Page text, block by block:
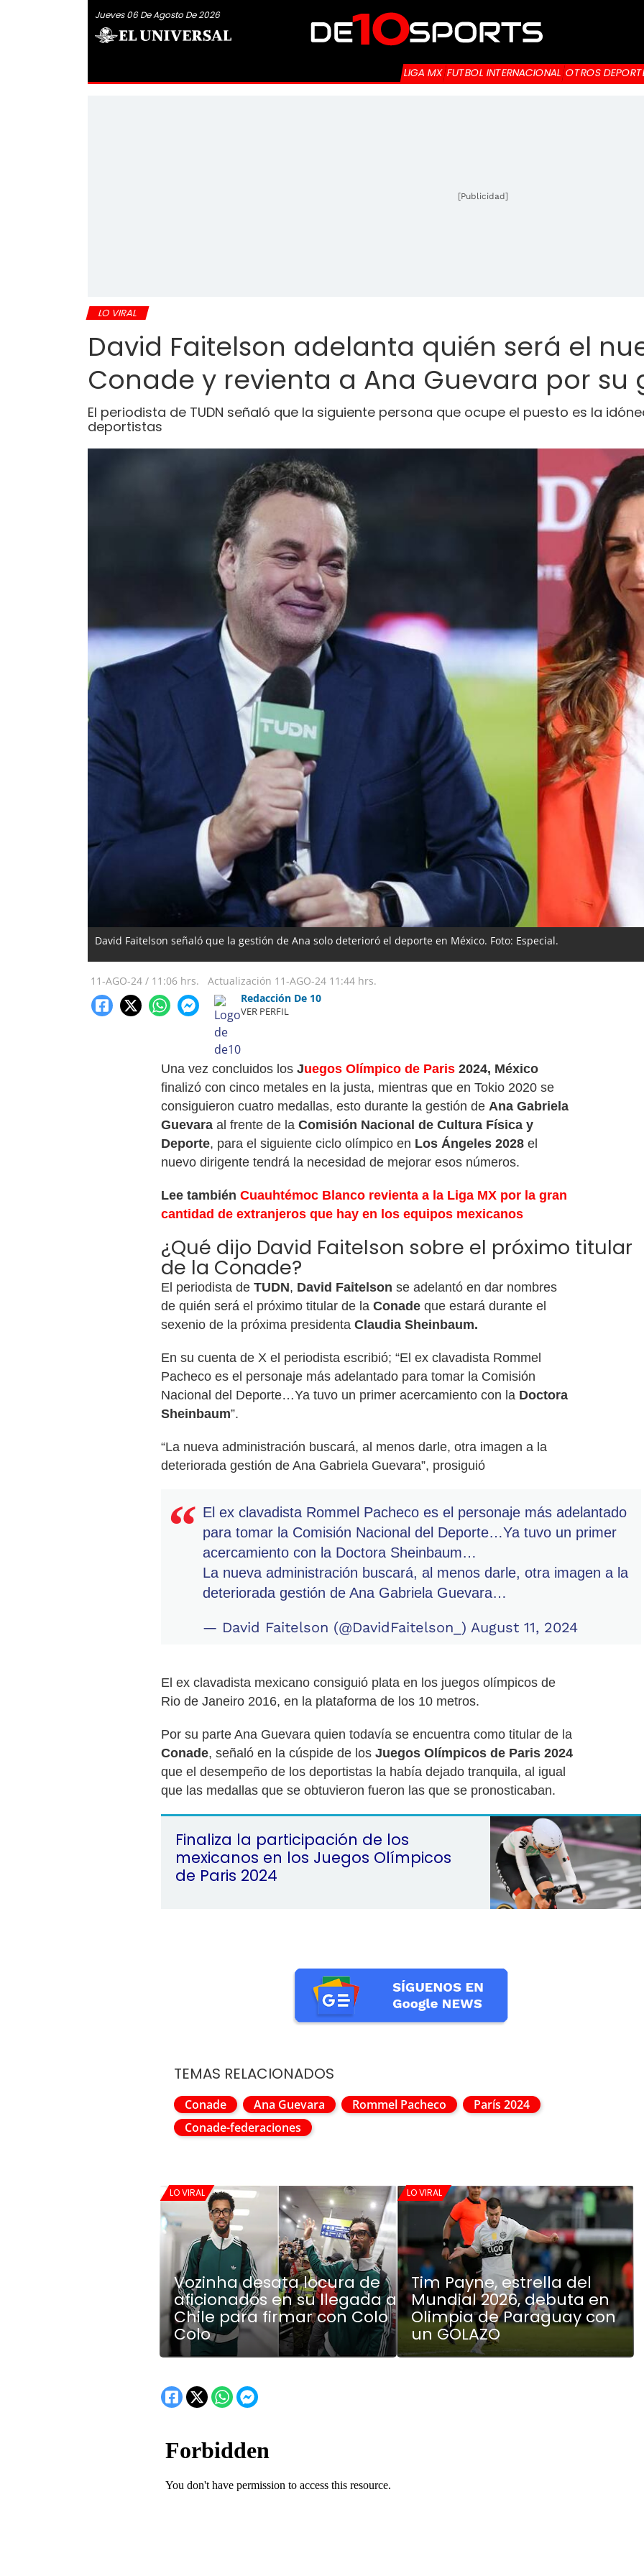
Jueves 06 De Agosto De 2026
LIGA MX FUTBOL INTERNACIONAL OTROS
[Publicidad]
LO VIRAL
David Faitelson adelanta quién será el
Conade y revienta a Ana Guevara por su
El periodista de TUDN señaló que la siguiente persona que ocupe el puesto es la
deportistas
David Faitelson señaló que la gestión de Ana solo deterioró el deporte en México. Foto: Especial.
11-AGO-24 / 11:06 hrs. Actualización 11-AGO-24 11:44 hrs.
Redacción De 10
VER PERFIL
Una vez concluidos los Juegos Olímpico de Paris 2024, México
finalizó con cinco metales en la justa, mientras que en Tokio 2020 se
consiguieron cuatro medallas, esto durante la gestión de Ana Gabriela
Guevara al frente de la Comisión Nacional de Cultura Física y
Deporte, para el siguiente ciclo olímpico en Los Ángeles 2028 el
nuevo dirigente tendrá la necesidad de mejorar esos números.
Lee también Cuauhtémoc Blanco revienta a la Liga MX por la gran
cantidad de extranjeros que hay en los equipos mexicanos
¿Qué dijo David Faitelson sobre el próximo titular
de la Conade?
El periodista de TUDN, David Faitelson se adelantó en dar nombres
de quién será el próximo titular de la Conade que estará durante el
sexenio de la próxima presidenta Claudia Sheinbaum.
En su cuenta de X el periodista escribió; “El ex clavadista Rommel
Pacheco es el personaje más adelantado para tomar la Comisión
Nacional del Deporte…Ya tuvo un primer acercamiento con la Doctora
Sheinbaum”.
“La nueva administración buscará, al menos darle, otra imagen a la
deteriorada gestión de Ana Gabriela Guevara”, prosiguió
El ex clavadista Rommel Pacheco es el personaje más adelantado
para tomar la Comisión Nacional del Deporte…Ya tuvo un primer
acercamiento con la Doctora Sheinbaum…
La nueva administración buscará, al menos darle, otra imagen a la
deteriorada gestión de Ana Gabriela Guevara…
— David Faitelson (@DavidFaitelson_) August 11, 2024
El ex clavadista mexicano consiguió plata en los juegos olímpicos de
Rio de Janeiro 2016, en la plataforma de los 10 metros.
Por su parte Ana Guevara quien todavía se encuentra como titular de la
Conade, señaló en la cúspide de los Juegos Olímpicos de Paris 2024
que el desempeño de los deportistas la había dejado tranquila, al igual
que las medallas que se obtuvieron fueron las que se pronosticaban.
Finaliza la participación de los
mexicanos en los Juegos Olímpicos
de Paris 2024
TEMAS RELACIONADOS
Conade Ana Guevara Rommel Pacheco
París 2024
Conade-federaciones
LO VIRAL
Vozinha desata locura de
aficionados en su llegada a
Chile para firmar con Colo
Colo
LO VIRAL
Tim Payne, estrella del
Mundial 2026, debuta en
Olimpia de Paraguay con
un GOLAZO